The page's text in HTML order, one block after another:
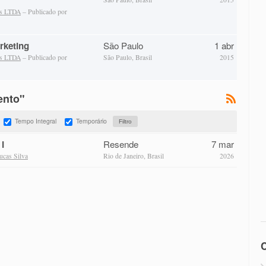
LTDA – Publicado por
LTDA – Publicado por
São Paulo
São Paulo, Brasil
1 abr
2015
Tempo Integral Temporário
Silva
Resende
Rio de Janeiro, Brasil
7 mar
2026